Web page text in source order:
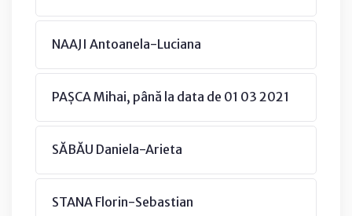
NAAJI Antoanela-Luciana
PAȘCA Mihai, până la data de 01 03 2021
SĂBĂU Daniela-Arieta
STANA Florin-Sebastian